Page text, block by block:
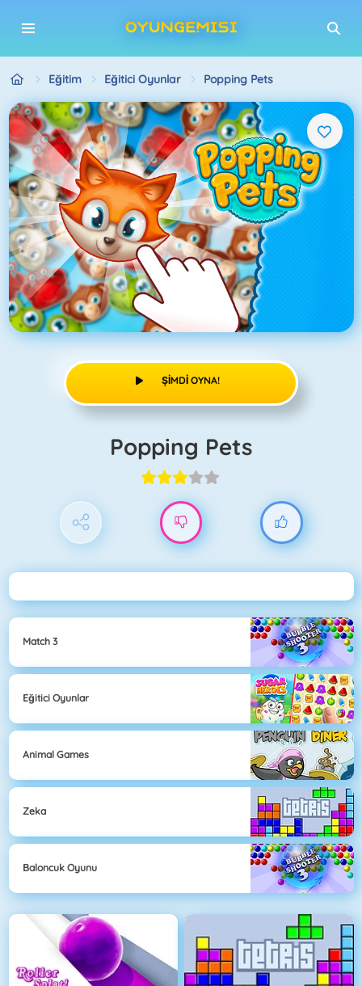
Eğitim Eğitici Oyunlar Popping Pets
ŞIMDI OYNA!
Popping Pets
Match 3
Eğitici Oyunlar
Animal Games
Zeka
Baloncuk Oyunu